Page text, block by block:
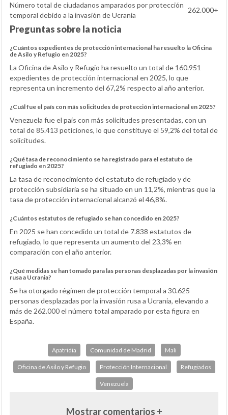
Número total de ciudadanos amparados por protección
temporal debido a la invasión de Ucrania
262.000+
Preguntas sobre la noticia
¿Cuántos expedientes de protección internacional ha resuelto la Oficina
de Asilo y Refugio en 2025?
La Oficina de Asilo y Refugio ha resuelto un total de 160.951
expedientes de protección internacional en 2025, lo que
representa un incremento del 67,2% respecto al año anterior.
¿Cuál fue el país con más solicitudes de protección internacional en 2025?
Venezuela fue el país con más solicitudes presentadas, con un
total de 85.413 peticiones, lo que constituye el 59,2% del total de
solicitudes.
¿Qué tasa de reconocimiento se ha registrado para el estatuto de
refugiado en 2025?
La tasa de reconocimiento del estatuto de refugiado y de
protección subsidiaria se ha situado en un 11,2%, mientras que la
tasa de protección internacional alcanzó el 46,8%.
¿Cuántos estatutos de refugiado se han concedido en 2025?
En 2025 se han concedido un total de 7.838 estatutos de
refugiado, lo que representa un aumento del 23,3% en
comparación con el año anterior.
¿Qué medidas se han tomado para las personas desplazadas por la invasión
rusa a Ucrania?
Se ha otorgado régimen de protección temporal a 30.625
personas desplazadas por la invasión rusa a Ucrania, elevando a
más de 262.000 el número total amparado por esta figura en
España.
Apatridia Comunidad de Madrid Mali
Oficina de Asilo y Refugio Protección Internacional Refugiados
Venezuela
Mostrar comentarios +